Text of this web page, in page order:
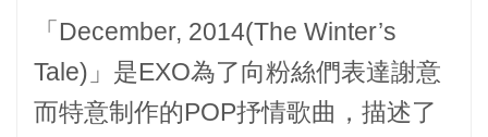
「December, 2014(The Winter’s
Tale)」是EXO為了向粉絲們表達謝意
而特意制作的POP抒情歌曲，描述了